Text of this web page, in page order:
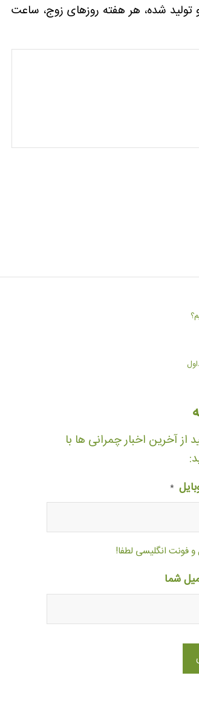
تولید شده، هر هفته روزهای زوج، ساعت
از آخرین اخبار چمرانی ها با
*
شما